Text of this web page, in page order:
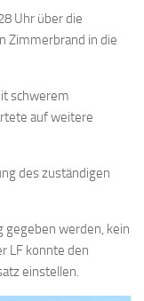
Uhr über die
Zimmerbrand in die
schwerem
auf weitere
des zuständigen
gegeben werden, kein
LF konnte den
einstellen.